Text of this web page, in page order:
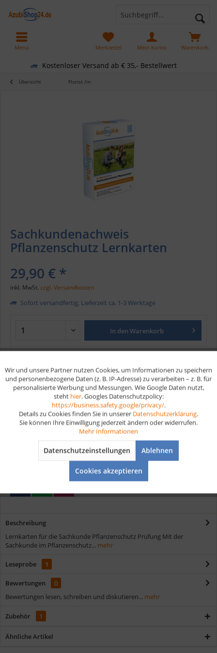
Kostenloser Versand ab € 35,- Bestellwert
Warenkorb
Merkzettel Mein Konto
Menü
Übersicht Florist /in
Sachkundenachweis
Pflanzenschutz Lernkarten
29,90 € *
inkl. MwSt. zzgl. Versandkosten
Sofort versandfertig, Lieferzeit ca. 1-3 Werktage
In den Warenkorb
Artikel-Nr.:
312
EAN
9783961598397
Vorteile
Schnelle Lieferung
Verschiedene Zahlungsmöglichkeiten
Beschreibung
Lernkarten für die Sachkunde Pflanzenschutz Prüfung Mit der
Sachkunde im Pflanzenschutz... mehr
Leseprobe 1
Bewertungen
0
Bewertungen lesen, schreiben und diskutieren... mehr
Zubehör 1
Ähnliche Artikel
Funktionale Aktiv
Aktiv
Wir und unsere Partner nutzen Cookies, um Informationen zu speichern
und personenbezogene Daten (z. B. IP-Adresse) zu verarbeiten – z. B. für
personalisierte Werbung und Messungen. Wie Google Daten nutzt,
steht hier. Googles Datenschutzpolicy:
https://business.safety.google/privacy/.
Details zu Cookies finden Sie in unserer Datenschutzerklärung.
Sie können Ihre Einwilligung jederzeit ändern oder widerrufen.
Mehr Informationen
Datenschutzeinstellungen Ablehnen
Cookies akzeptieren